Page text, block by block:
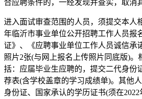
合应聘条件的，一经发现并查实，取消
进入面试审查范围的人员，须提交本人
年临沂市事业单位公开招聘工作人员报
证》、《应聘事业单位工作人员诚信承
照片2张(与网上报名上传照片同底版)。
括：应届毕业生应聘的，提交二代身份
荐表(含学校盖章的学习成绩单)。其他
身份证、国家承认的学历证书(须在2022